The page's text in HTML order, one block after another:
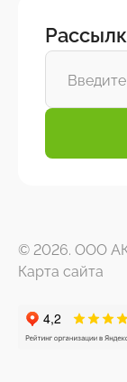
© 2026. ООО
Карта сайта